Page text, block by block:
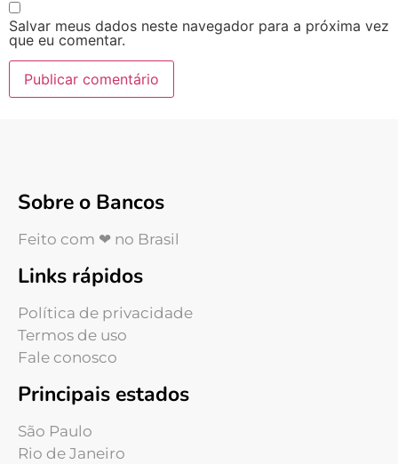
Salvar meus dados neste navegador para a próxima vez
que eu comentar.
Sobre o Bancos
Feito com ❤ no Brasil
Links rápidos
Política de privacidade
Termos de uso
Fale conosco
Principais estados
São Paulo
Rio de Janeiro